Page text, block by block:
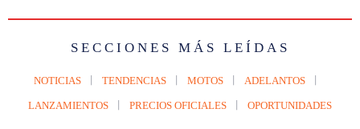
SECCIONES MÁS LEÍDAS
NOTICIAS TENDENCIAS MOTOS ADELANTOS
LANZAMIENTOS PRECIOS OFICIALES OPORTUNIDADES